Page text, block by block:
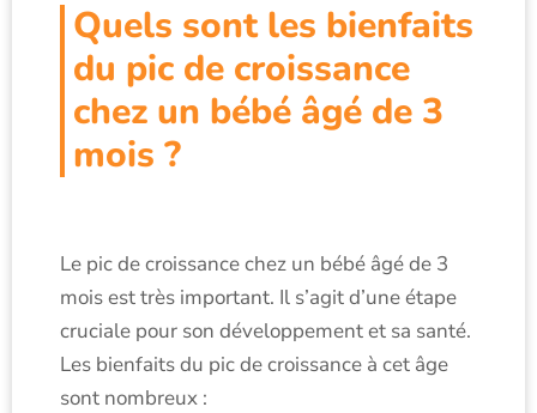
Quels sont les bienfaits
du pic de croissance
chez un bébé âgé de 3
mois ?
Le pic de croissance chez un bébé âgé de 3
mois est très important. Il s’agit d’une étape
cruciale pour son développement et sa santé.
Les bienfaits du pic de croissance à cet âge
sont nombreux :